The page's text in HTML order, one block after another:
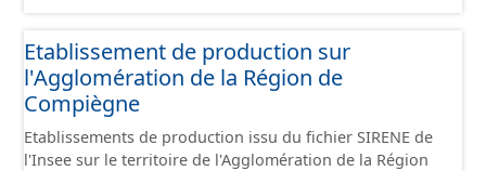
Etablissement de production sur
l'Agglomération de la Région de
Compiègne
Etablissements de production issu du fichier SIRENE de
l'Insee sur le territoire de l'Agglomération de la Région